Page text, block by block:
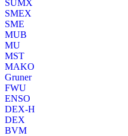
SUMX
SMEX
SME
MUB
MU
MST
MAKO
Gruner
FWU
ENSO
DEX-H
DEX
BVM